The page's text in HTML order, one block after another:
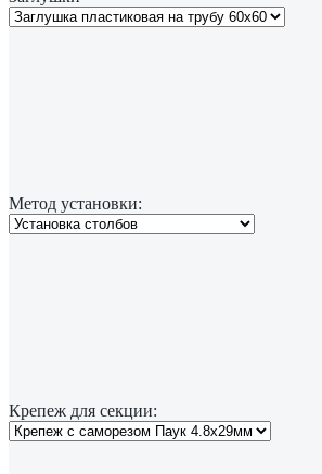
Метод установки:
Крепеж для секции: